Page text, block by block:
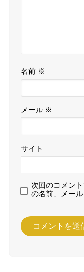
名前 ※
メール ※
サイト
次回のコメン
の名前、メー